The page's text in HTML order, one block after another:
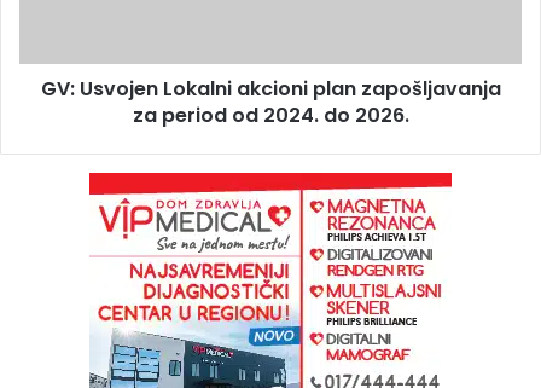
GV: Usvojen Lokalni akcioni plan zapošljavanja
za period od 2024. do 2026.